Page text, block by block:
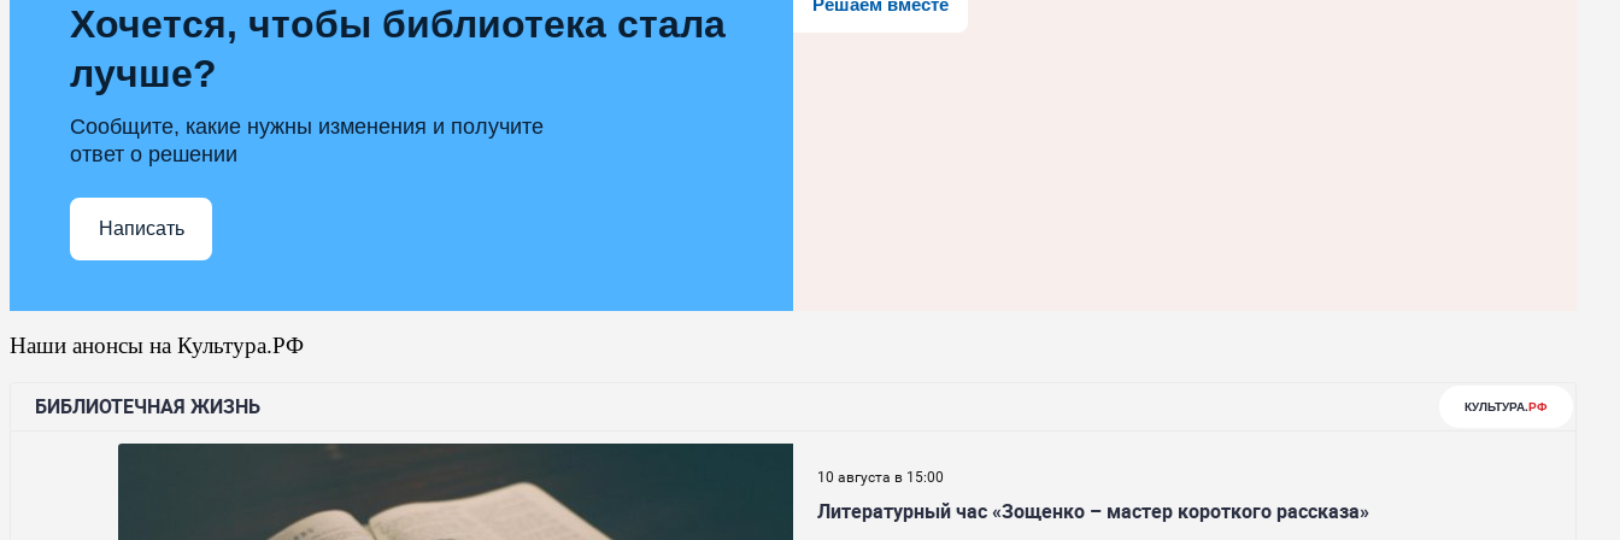
Хочется, чтобы библиотека стала
лучше?
Сообщите, какие нужны изменения и получите
ответ о решении
Написать
Наши анонсы на Культура.РФ